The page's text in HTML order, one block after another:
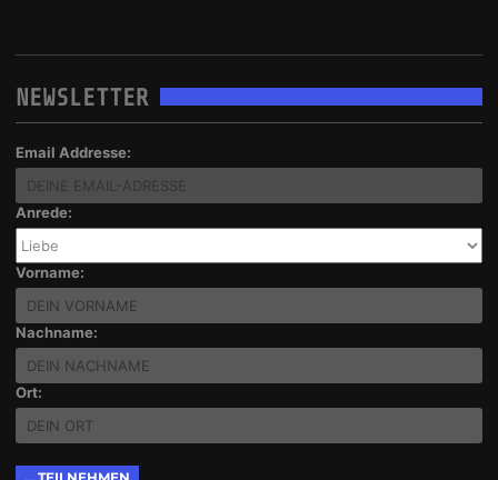
NEWSLETTER
Email Addresse:
Anrede:
Vorname:
Nachname:
Ort: